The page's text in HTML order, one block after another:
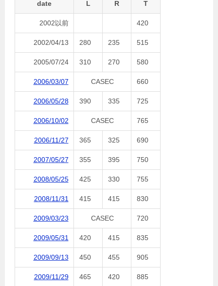
date L R T
2002以前 420
2002/04/13 280 235 515
2005/07/24 310 270 580
2006/03/07 CASEC 660
2006/05/28 390 335 725
2006/10/02 CASEC 765
2006/11/27 365 325 690
2007/05/27 355 395 750
2008/05/25 425 330 755
2008/11/31 415 415 830
2009/03/23 CASEC 720
2009/05/31 420 415 835
2009/09/13 450 455 905
2009/11/29 465 420 885